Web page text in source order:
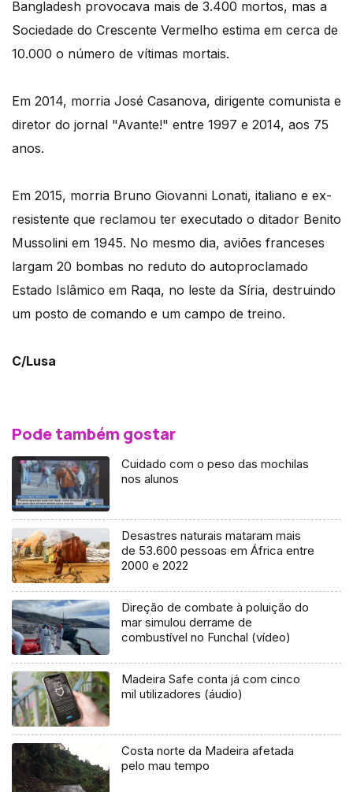
Bangladesh provocava mais de 3.400 mortos, mas a
Sociedade do Crescente Vermelho estima em cerca de
10.000 o número de vítimas mortais.
Em 2014, morria José Casanova, dirigente comunista e
diretor do jornal "Avante!" entre 1997 e 2014, aos 75
anos.
Em 2015, morria Bruno Giovanni Lonati, italiano e ex-
resistente que reclamou ter executado o ditador Benito
Mussolini em 1945. No mesmo dia, aviões franceses
largam 20 bombas no reduto do autoproclamado
Estado Islâmico em Raqa, no leste da Síria, destruindo
um posto de comando e um campo de treino.
C/Lusa
Pode também gostar
Cuidado com o peso das mochilas
nos alunos
Desastres naturais mataram mais
de 53.600 pessoas em África entre
2000 e 2022
Direção de combate à poluição do
mar simulou derrame de
combustível no Funchal (vídeo)
Madeira Safe conta já com cinco
mil utilizadores (áudio)
Costa norte da Madeira afetada
pelo mau tempo